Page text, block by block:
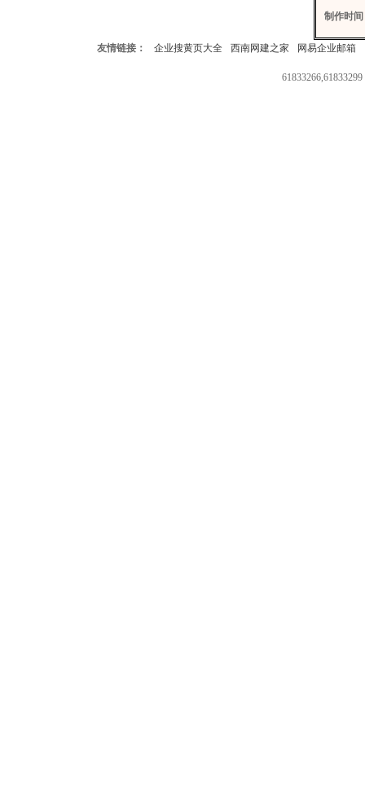
制作时间
友情链接： 企业搜黄页大全 西南网建之家 网易企业邮箱